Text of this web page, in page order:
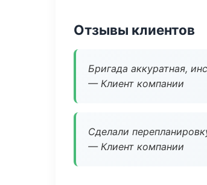
Отзывы клиентов
Бригада аккуратная,
— Клиент компании
Сделали
— Клиент компании